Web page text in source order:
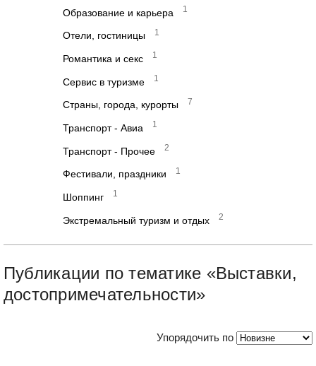
Образование и карьера 1
Отели, гостиницы 1
Романтика и секс 1
Сервис в туризме 1
Страны, города, курорты 7
Транспорт - Авиа 1
Транспорт - Прочее 2
Фестивали, праздники 1
Шоппинг 1
Экстремальный туризм и отдых 2
Публикации по тематике «Выставки,
достопримечательности»
Упорядочить по